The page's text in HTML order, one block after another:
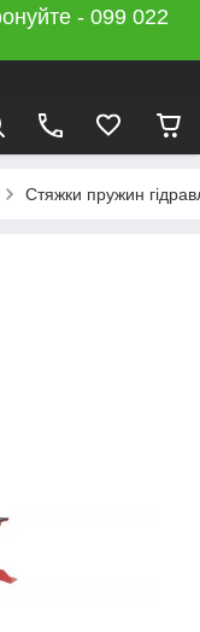
- 099 022
Стяжки пружин